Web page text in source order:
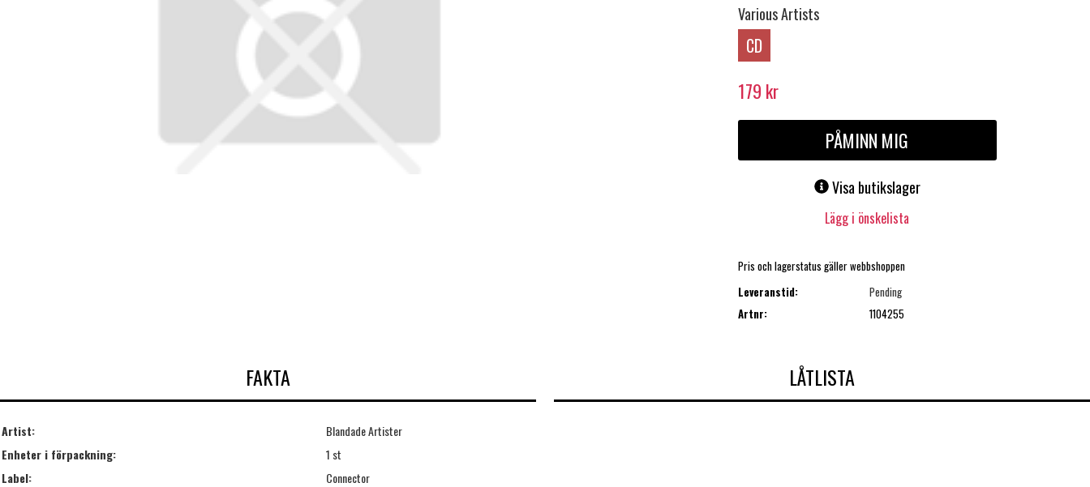
Various Artists
CD
179 kr
PÅMINN MIG
Visa butikslager
Lägg i önskelista
Pris och lagerstatus gäller webbshoppen
Leveranstid:
Pending
Artnr:
1104255
FAKTA
Artist:
Blandade Artister
Enheter i förpackning:
1 st
Label:
Connector
LÅTLISTA